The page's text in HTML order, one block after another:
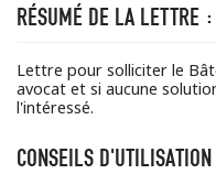
RÉSUMÉ DE LA LETTRE :
Lettre pour solliciter le
avocat et si aucune
l'intéressé.
CONSEILS